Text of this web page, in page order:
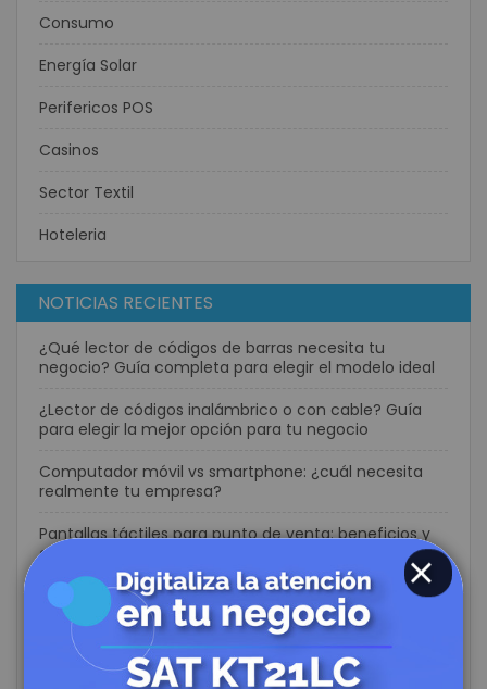
Consumo
Energía Solar
Perifericos POS
Casinos
Sector Textil
Hoteleria
NOTICIAS RECIENTES
¿Qué lector de códigos de barras necesita tu
negocio? Guía completa para elegir el modelo ideal
¿Lector de códigos inalámbrico o con cable? Guía
para elegir la mejor opción para tu negocio
Computador móvil vs smartphone: ¿cuál necesita
realmente tu empresa?
Pantallas táctiles para punto de venta: beneficios y
cómo elegir la mejor opción
7 señales de que tu negocio necesita actualizar su
terminal POS
Cajón monedero manual vs automático: cuál elegir
para tu negocio
CLOSE